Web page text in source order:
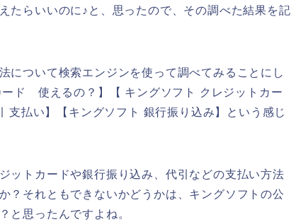
たらいいのに♪と、思ったので、その調べた結果を記
について検索エンジンを使って調べてみることにし
ード 使えるの？】【 キングソフト クレジットカー
払い】【キングソフト 銀行振り込み】という感じ
ットカードや銀行振り込み、代引などの支払い方法
？それともできないかどうかは、キングソフトの公
と思ったんですよね。